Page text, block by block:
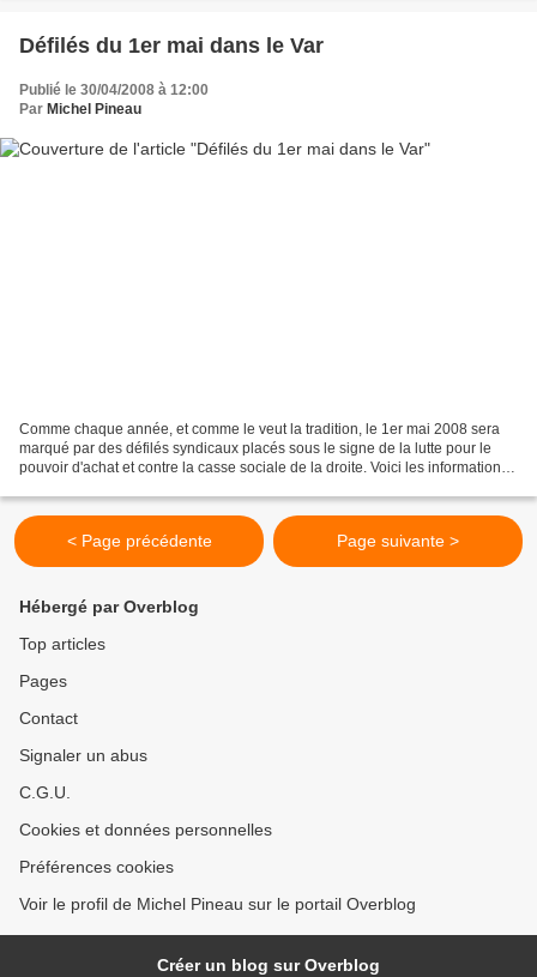
Défilés du 1er mai dans le Var
Publié le 30/04/2008 à 12:00
Par Michel Pineau
Comme chaque année, et comme le veut la tradition, le 1er mai 2008 sera
marqué par des défilés syndicaux placés sous le signe de la lutte pour le
pouvoir d'achat et contre la casse sociale de la droite. Voici les informations
< Page précédente Page suivante >
Hébergé par Overblog
Top articles
Pages
Contact
Signaler un abus
C.G.U.
Cookies et données personnelles
Préférences cookies
Voir le profil de Michel Pineau sur le portail Overblog
Créer un blog sur Overblog